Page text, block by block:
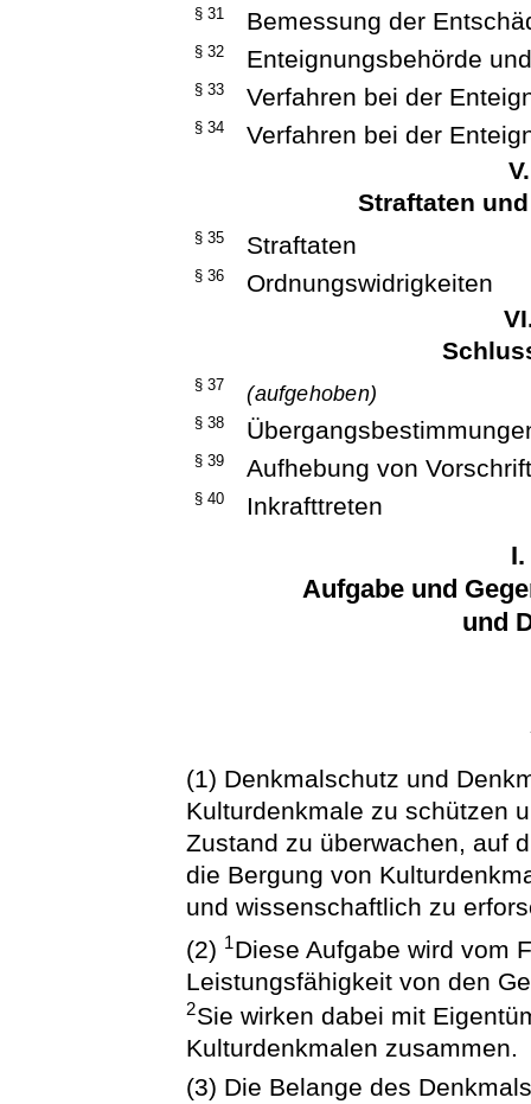
§ 31 Bemessung der
§ 32 Enteignungsbehörde
§ 33 Verfahren bei der
§ 34
Verfahren bei der
Straftaten
§ 35 Straftaten
§ 36
Ordnungswidrigkeiten
§ 37 (aufgehoben)
§ 38
§ 39 Aufhebung von
§ 40 Inkrafttreten
Aufgabe und
und
(1) Denkmalschutz und
Kulturdenkmale zu schützen
Zustand zu überwachen, auf
die Bergung von
und wissenschaftlich zu
(2) 1Diese Aufgabe wird vom
Leistungsfähigkeit von den
2Sie wirken dabei mit
Kulturdenkmalen zusammen.
(3) Die Belange des